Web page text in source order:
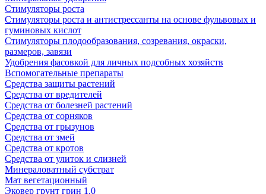
Стимуляторы роста
Стимуляторы роста и антистрессанты на основе фульвовых и
гуминовых кислот
Стимуляторы плодообразования, созревания, окраски,
размеров, завязи
Удобрения фасовкой для личных подсобных хозяйств
Вспомогательные препараты
Средства защиты растений
Средства от вредителей
Средства от болезней растений
Средства от сорняков
Средства от грызунов
Средства от змей
Средства от кротов
Средства от улиток и слизней
Минераловатный субстрат
Мат вегетационный
Эковер грунт грин 1.0